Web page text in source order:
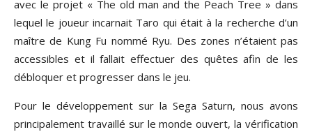
avec le projet « The old man and the Peach Tree » dans
lequel le joueur incarnait Taro qui était à la recherche d’un
maître de Kung Fu nommé Ryu. Des zones n’étaient pas
accessibles et il fallait effectuer des quêtes afin de les
débloquer et progresser dans le jeu.
Pour le développement sur la Sega Saturn, nous avons
principalement travaillé sur le monde ouvert, la vérification